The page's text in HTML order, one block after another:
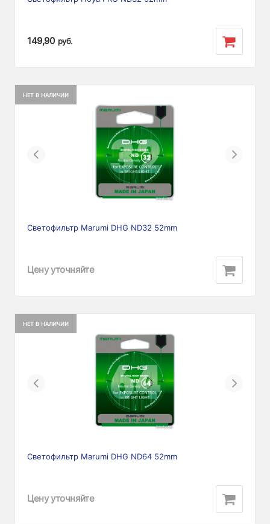
149,90 руб.
НЕТ В НАЛИЧИИ
Previous Next
Светофильтр Marumi DHG ND32 52mm
Цену уточняйте
НЕТ В НАЛИЧИИ
Previous Next
Светофильтр Marumi DHG ND64 52mm
Цену уточняйте